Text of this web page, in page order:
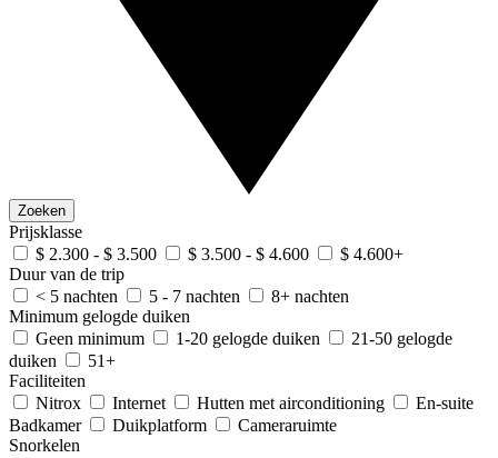
Zoeken
Prijsklasse
$ 2.300 - $ 3.500
$ 3.500 - $ 4.600
$ 4.600+
Duur van de trip
< 5 nachten
5 - 7 nachten
8+ nachten
Minimum gelogde duiken
Geen minimum
1-20 gelogde duiken
21-50 gelogde
duiken
51+
Faciliteiten
Nitrox
Internet Hutten met airconditioning
En-suite
Badkamer
Duikplatform
Cameraruimte
Snorkelen